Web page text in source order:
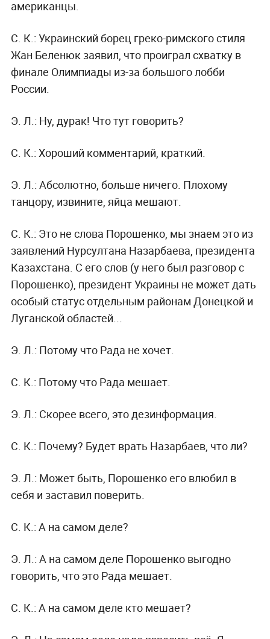
американцы.
С. К.: Украинский борец греко-римского стиля
Жан Беленюк заявил, что проиграл схватку в
финале Олимпиады из-за большого лобби
России.
Э. Л.: Ну, дурак! Что тут говорить?
С. К.: Хороший комментарий, краткий.
Э. Л.: Абсолютно, больше ничего. Плохому
танцору, извините, яйца мешают.
С. К.: Это не слова Порошенко, мы знаем это из
заявлений Нурсултана Назарбаева, президента
Казахстана. С его слов (у него был разговор с
Порошенко), президент Украины не может дать
особый статус отдельным районам Донецкой и
Луганской областей...
Э. Л.: Потому что Рада не хочет.
С. К.: Потому что Рада мешает.
Э. Л.: Скорее всего, это дезинформация.
С. К.: Почему? Будет врать Назарбаев, что ли?
Э. Л.: Может быть, Порошенко его влюбил в
себя и заставил поверить.
С. К.: А на самом деле?
Э. Л.: А на самом деле Порошенко выгодно
говорить, что это Рада мешает.
С. К.: А на самом деле кто мешает?